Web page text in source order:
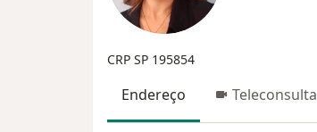
CRP SP 195854
Endereço Teleconsulta